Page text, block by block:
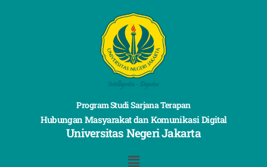
Program Studi Sarjana Terapan
Hubungan Masyarakat dan Komunikasi Digital
Universitas Negeri Jakarta